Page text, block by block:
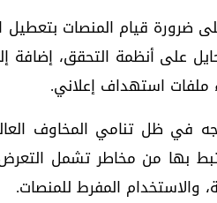
على أنظمة التحقق، إضافة
ملفات استهداف إعلاني.
في ظل تنامي المخاوف
بها من مخاطر تشمل
والاستخدام المفرط للمنصات.